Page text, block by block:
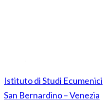
Istituto di Studi Ecumenici
San Bernardino – Venezia